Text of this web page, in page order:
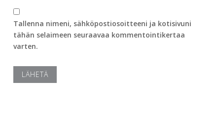
Tallenna nimeni, sähköpostiosoitteeni ja kotisivuni
tähän selaimeen seuraavaa kommentointikertaa
varten.